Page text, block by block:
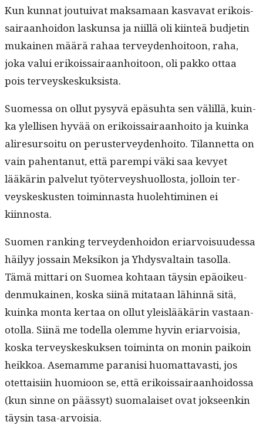
Kun kun­nat jou­tu­i­v­at mak­samaan kas­va­vat erikois­
sairaan­hoidon laskun­sa ja niil­lä oli kiin­teä bud­jetin
mukainen määrä rahaa ter­vey­den­hoitoon, raha,
joka valui erikois­sairaan­hoitoon, oli pakko ottaa
pois terveyskeskuksista.
Suomes­sa on ollut pysyvä epä­suh­ta sen välil­lä, kuin­
ka ylel­lisen hyvää on erikois­sairaan­hoito ja kuin­ka
aliresur­soitu on peruster­vey­den­hoito. Tilan­net­ta on
vain pahen­tanut, että parem­pi väki saa kevyet
lääkärin palve­lut työter­veyshuol­losta, jol­loin ter­
veyskeskusten toimin­nas­ta huole­htimi­nen ei
kiinnosta.
Suomen rank­ing ter­vey­den­hoidon eri­ar­voisu­udessa
häi­lyy jos­sain Mek­sikon ja Yhdys­val­tain tasol­la.
Tämä mit­tari on Suomea kohtaan täysin epäoikeu­
den­mukainen, kos­ka siinä mitataan lähin­nä sitä,
kuin­ka mon­ta ker­taa on ollut yleis­lääkärin vas­taan­
otol­la. Siinä me todel­la olemme hyvin eri­ar­voisia,
kos­ka ter­veyskeskuk­sen toim­inta on monin paikoin
heikkoa. Ase­mamme paranisi huo­mat­tavasti, jos
otet­taisi­in huomioon se, että erikois­sairaan­hoi­dos­sa
(kun sinne on päässyt) suo­ma­laiset ovat jok­seenkin
täysin tasa-arvoisia.